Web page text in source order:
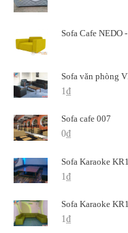
Sofa Cafe NEDO
Sofa văn phòng
1₫
Sofa cafe 007
0₫
Sofa Karaoke KR1
1₫
Sofa Karaoke
1₫